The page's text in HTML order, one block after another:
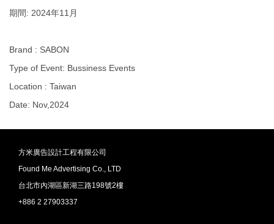
期間: 2024年11月
Brand : SABON
Type of Event: Bussiness Events
Location : Taiwan
Date: Nov,2024
方米廣告設計工程有限公司
Found Me Advertising Co., LTD
台北市內湖區新湖三路198號2樓
+886 2 27903337